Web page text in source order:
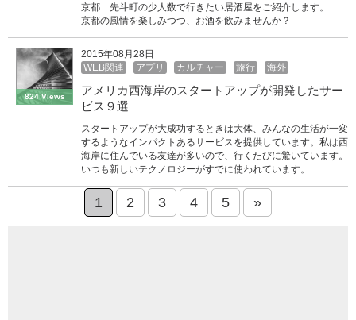
京都 先斗町の少人数で行きたい居酒屋をご紹介します。
京都の風情を楽しみつつ、お酒を飲みませんか？
824 Views
2015年08月28日
WEB関連
アプリ カルチャー 旅行 海外
アメリカ西海岸のスタートアップが開発したサー
ビス９選
スタートアップが大成功するときは大体、みんなの生活が一変
するようなインパクトあるサービスを提供しています。私は西
海岸に住んでいる友達が多いので、行くたびに驚いています。
いつも新しいテクノロジーがすでに使われています。
1 2 3 4 5 »